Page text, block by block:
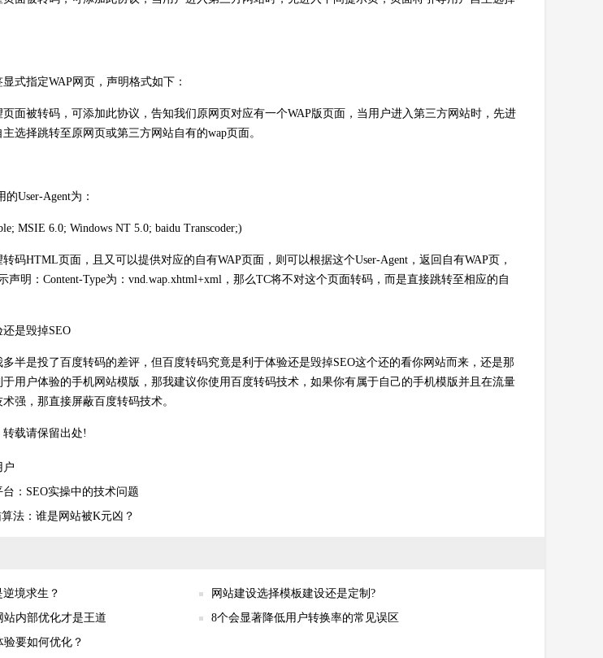
式指定WAP网页，声明格式如下：
面被转码，可添加此协议，告知我们原网页对应有一个WAP版页面，当用户进入第三方网站时，先进
选择跳转至原网页或第三方网站自有的wap页面。
User-Agent为：
MSIE 6.0; Windows NT 5.0; baidu Transcoder;)
码HTML页面，且又可以提供对应的自有WAP页面，则可以根据这个User-Agent，返回自有WAP页，
示声明：Content-Type为：vnd.wap.xhtml+xml，那么TC将不对这个页面转码，而是直接跳转至相应的自
是毁掉SEO
半是投了百度转码的差评，但百度转码究竟是利于体验还是毁掉SEO这个还的看你网站而来，还是那
用户体验的手机网站模版，那我建议你使用百度转码技术，如果你有属于自己的手机模版并且在流量
强，那直接屏蔽百度转码技术。
载请保留出处!
户
：SEO实操中的技术问题
法：谁是网站被K元凶？
境求生？
网站建设选择模板建设还是定制?
站内部优化才是王道
8个会显著降低用户转换率的常见误区
要如何优化？